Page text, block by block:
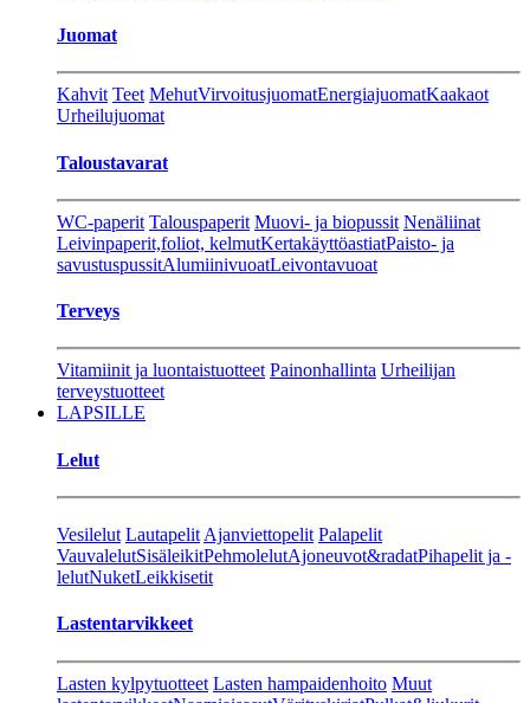
Juomat
Kahvit Teet MehutVirvoitusjuomatEnergiajuomatKaakaot
Urheilujuomat
Taloustavarat
WC-paperit Talouspaperit Muovi- ja biopussit Nenäliinat
Leivinpaperit,foliot, kelmutKertakäyttöastiatPaisto- ja
savustuspussitAlumiinivuoatLeivontavuoat
Terveys
Vitamiinit ja luontaistuotteet Painonhallinta Urheilijan
terveystuotteet
LAPSILLE
Lelut
Vesilelut Lautapelit Ajanviettopelit Palapelit
VauvalelutSisäleikitPehmolelutAjoneuvot&radatPihapelit ja -
lelutNuketLeikkisetit
Lastentarvikkeet
Lasten kylpytuotteet Lasten hampaidenhoito Muut